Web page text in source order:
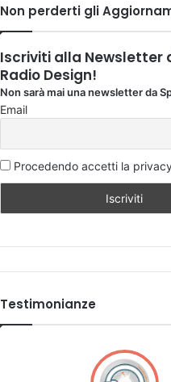
Non perderti gli
Iscriviti alla Newsletter
Radio Design!
Non sarà mai una newsletter da
Email
Procedendo accetti la
Testimonianze